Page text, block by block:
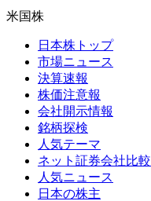
米国株
日本株トップ
市場ニュース
決算速報
株価注意報
会社開示情報
銘柄探検
人気テーマ
ネット証券会社比較
人気ニュース
日本の株主